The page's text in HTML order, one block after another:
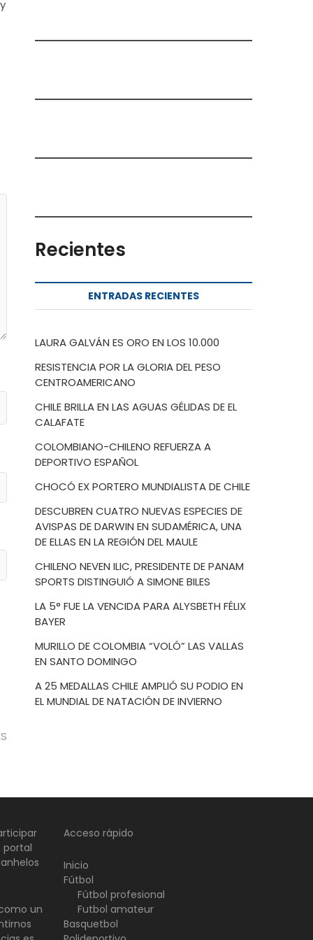
Recientes
ENTRADAS RECIENTES
LAURA GALVÁN ES ORO EN LOS 10.000
RESISTENCIA POR LA GLORIA DEL PESO
CENTROAMERICANO
CHILE BRILLA EN LAS AGUAS GÉLIDAS DE EL
CALAFATE
COLOMBIANO-CHILENO REFUERZA A
DEPORTIVO ESPAÑOL
CHOCÓ EX PORTERO MUNDIALISTA DE CHILE
DESCUBREN CUATRO NUEVAS ESPECIES DE
AVISPAS DE DARWIN EN SUDAMÉRICA, UNA
DE ELLAS EN LA REGIÓN DEL MAULE
CHILENO NEVEN ILIC, PRESIDENTE DE PANAM
SPORTS DISTINGUIÓ A SIMONE BILES
LA 5° FUE LA VENCIDA PARA ALYSBETH FÉLIX
BAYER
MURILLO DE COLOMBIA “VOLÓ” LAS VALLAS
EN SANTO DOMINGO
A 25 MEDALLAS CHILE AMPLIÓ SU PODIO EN
EL MUNDIAL DE NATACIÓN DE INVIERNO
portal
un
Acceso rápido
Inicio
Fútbol
Fútbol profesional
Futbol amateur
Basquetbol